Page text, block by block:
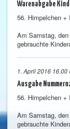
Warenabgabe
56. Himpelchen +
Am Samstag,
gebrauchte
1. April 2016
Ausgabe
56. Himpelchen +
Am Samstag,
gebrauchte